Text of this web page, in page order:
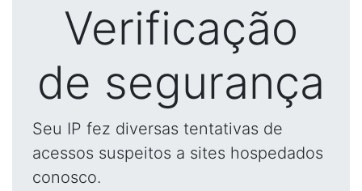
Verificação
de segurança
Seu IP fez diversas tentativas de
acessos suspeitos a sites hospedados
conosco.